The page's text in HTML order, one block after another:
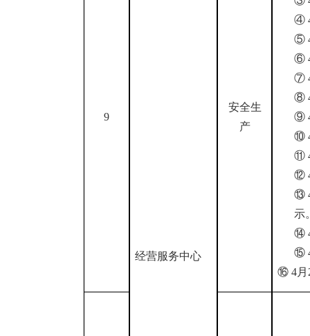
9
经营服务中心
安全生
产
④
⑤
⑥
⑦
⑧
⑨
⑩
⑪
⑫
⑬
示
⑭
⑮
⑯ 4